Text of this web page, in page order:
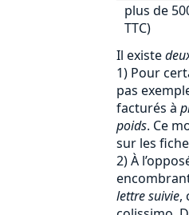
plus de
TTC)
Il existe
1) Pour
pas
facturés à
poids. Ce
sur les
2) À
lettre suivie,